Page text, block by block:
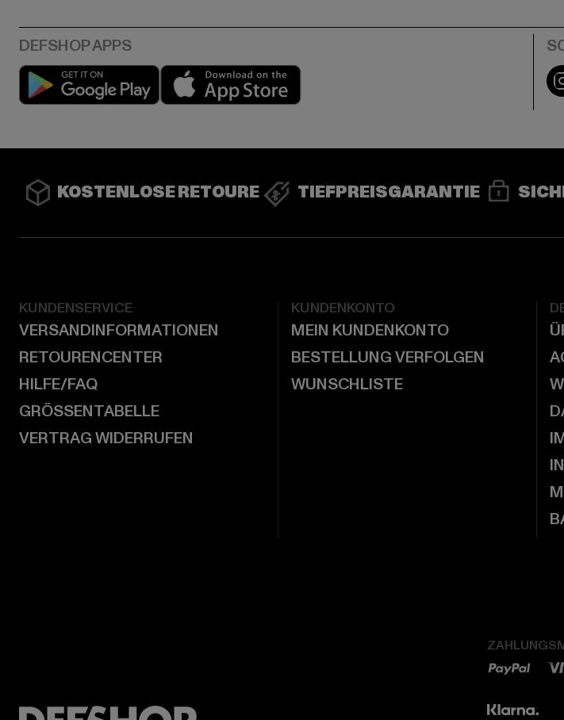
Play market
KOSTENLOSE RETOURE TIEFPREISGARANTIE
KUNDENSERVICE
VERSANDINFORMATIONEN
RETOURENCENTER
HILFE/FAQ
GRÖSSENTABELLE
VERTRAG WIDERRUFEN
KUNDENKONTO
MEIN KUNDENKONTO
BESTELLUNG VERFOLGEN
WUNSCHLISTE